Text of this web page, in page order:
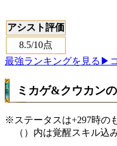
アシスト評価
8.5/10点
最強ランキングを見る ▶
ミカゲ&クウカン
※ステータスは+297時の
（）内は覚醒スキル込